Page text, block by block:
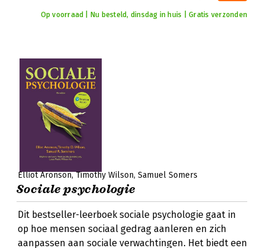
Op voorraad | Nu besteld, dinsdag in huis | Gratis verzonden
Elliot Aronson Timothy Wilson Samuel Somers
Sociale psychologie
Dit bestseller-leerboek sociale psychologie gaat in
op hoe mensen sociaal gedrag aanleren en zich
aanpassen aan sociale verwachtingen. Het biedt een